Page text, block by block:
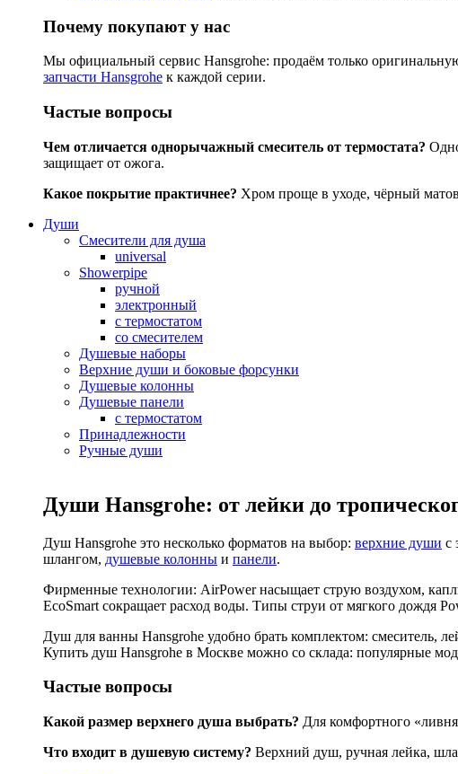
Почему покупают у нас
Мы официальный сервис Hansgrohe: продаём только
запчасти Hansgrohe к каждой серии.
Частые вопросы
Чем отличается однорычажный смеситель от термостата?
защищает от ожога.
Какое покрытие практичнее? Хром проще в уходе, чёрный
Души
Смесители для душа
universal
Showerpipe
ручной
электронный
с термостатом
со смесителем
Душевые наборы
Верхние души и боковые форсунки
Душевые колонны
Душевые панели
с термостатом
Принадлежности
Ручные души
Души Hansgrohe: от лейки до
Душ Hansgrohe это несколько форматов на выбор: верхние души с
шлангом, душевые колонны и панели.
Фирменные технологии: AirPower насыщает струю воздухом,
EcoSmart сокращает расход воды. Типы струи от мягкого дождя
Душ для ванны Hansgrohe удобно брать комплектом: смеситель,
Купить душ Hansgrohe в Москве можно со склада: популярные
Частые вопросы
Какой размер верхнего душа выбрать? Для комфортного
Что входит в душевую систему? Верхний душ, ручная лейка,